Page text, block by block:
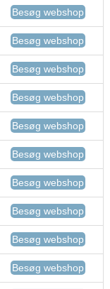
Besøg webshop
Besøg webshop
Besøg webshop
Besøg webshop
Besøg webshop
Besøg webshop
Besøg webshop
Besøg webshop
Besøg webshop
Besøg webshop